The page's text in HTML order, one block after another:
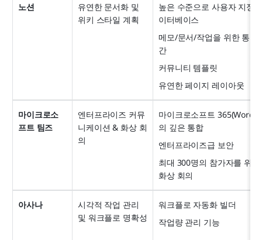
노션
유연한 문서화 및
위키 스타일 계획
높은 수준으로 사용자 지정
이터베이스
메모/문서/작업을 위한 통합
간
커뮤니티 템플릿
유연한 페이지 레이아웃
마이크로소
프트 팀즈
엔터프라이즈 커뮤
니케이션 & 화상 회
의
마이크로소프트 365(Word/
의 깊은 통합
엔터프라이즈급 보안
최대 300명의 참가자를 위
화상 회의
아사나
시각적 작업 관리
및 워크플로 명확성
워크플로 자동화 빌더
작업량 관리 기능